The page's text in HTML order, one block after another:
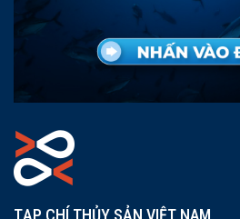
TẠP CHÍ THỦY SẢN VIỆT NAM